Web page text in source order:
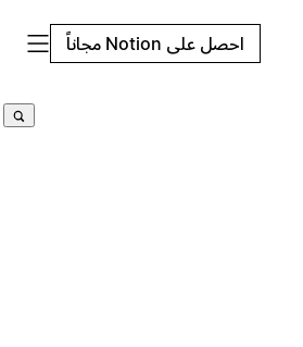
احصل على Notion مجاناً